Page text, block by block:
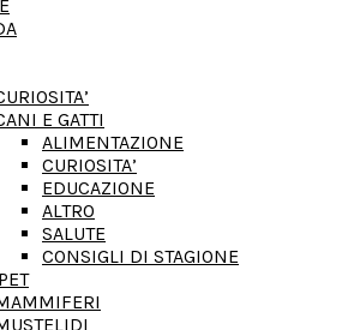
E GATTI
ALIMENTAZIONE
CURIOSITA’
EDUCAZIONE
ALTRO
SALUTE
CONSIGLI DI STAGIONE